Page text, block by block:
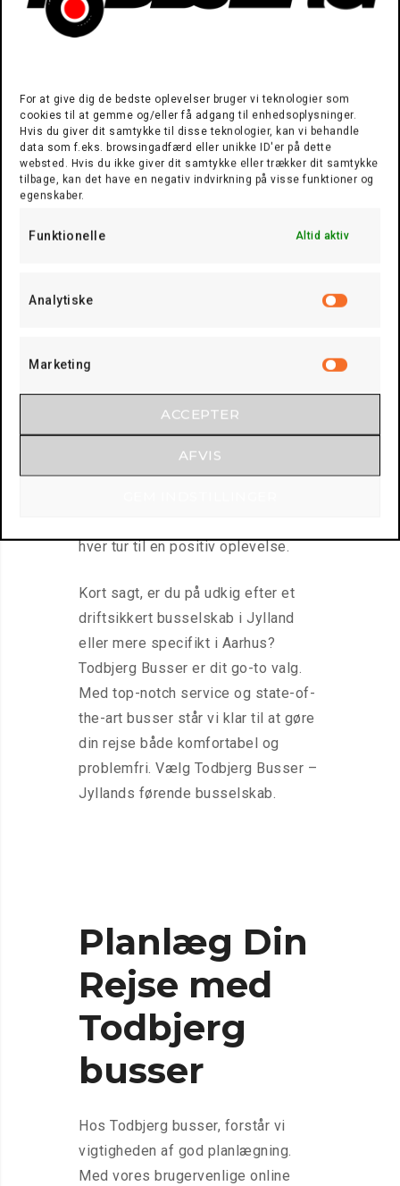
For at give dig de bedste oplevelser bruger vi teknologier som
cookies til at gemme og/eller få adgang til enhedsoplysninger.
Hvis du giver dit samtykke til disse teknologier, kan vi behandle
data som f.eks. browsingadfærd eller unikke ID'er på dette
websted. Hvis du ikke giver dit samtykke eller trækker dit samtykke
tilbage, kan det have en negativ indvirkning på visse funktioner og
egenskaber.
Funktionelle Altid aktiv
Analytiske
Marketing
ACCEPTER
AFVIS
Hos Todbjerg Busser ved vi, at
fremragende service er nøglen.
er derfor altid parat til at assistere
hver tur til en positiv oplevelse.
Kort sagt, er du på udkig efter et
driftsikkert busselskab i Jylland
eller mere specifikt i Aarhus?
Todbjerg Busser er dit go-to valg.
Med top-notch service og state-of-
the-art busser står vi klar til at gøre
din rejse både komfortabel og
problemfri. Vælg Todbjerg Busser –
Jyllands førende busselskab.
Planlæg Din
Rejse med
Todbjerg
busser
Hos Todbjerg busser, forstår vi
vigtigheden af god planlægning.
Med vores brugervenlige online